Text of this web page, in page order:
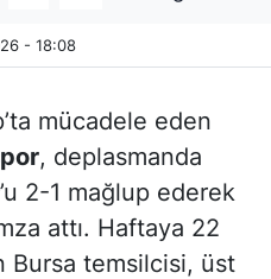
- 18:08
mücadele eden
, deplasmanda
’u 2-1 mağlup ederek
attı. Haftaya 22
Bursa temsilcisi, üst